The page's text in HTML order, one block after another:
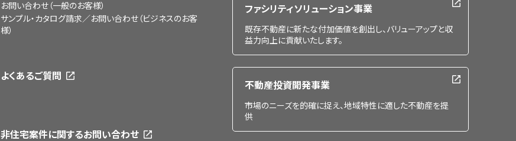
お問い合わせ（一般のお客様）
サンプル・カタログ請求／お問い合わせ（ビジネスのお客
様）
よくあるご質問
非住宅案件に関するお問い合わせ
ファシリティソリューション事業
既存不動産に新たな付加価値を創出し、バリューアップと収
益力向上に貢献いたします。
不動産投資開発事業
市場のニーズを的確に捉え、地域特性に適した不動産を提
供